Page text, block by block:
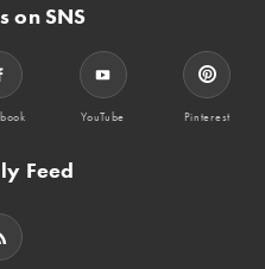
on SNS
YouTube Pinterest
Feed